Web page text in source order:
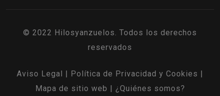
© 2022 Hilosyanzuelos. Todos los derechos
reservados
Aviso Legal Política de Privacidad y Cookies
Mapa de sitio web
¿Quiénes somos?